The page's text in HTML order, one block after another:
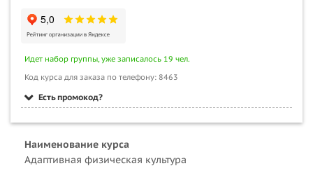
Идет набор группы, уже записалось 19 чел.
Код курса для заказа по телефону: 8463
Есть промокод?
Наименование курса
Адаптивная физическая культура